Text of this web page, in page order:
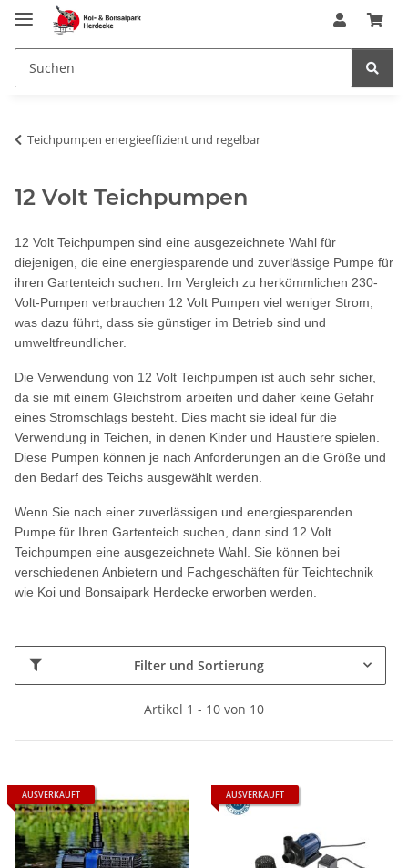
Teichpumpen energieeffizient und regelbar
12 Volt Teichpumpen
12 Volt Teichpumpen sind eine ausgezeichnete Wahl für
diejenigen, die eine energiesparende und zuverlässige Pumpe für
ihren Gartenteich suchen. Im Vergleich zu herkömmlichen 230-
Volt-Pumpen verbrauchen 12 Volt Pumpen viel weniger Strom,
was dazu führt, dass sie günstiger im Betrieb sind und
umweltfreundlicher.
Die Verwendung von 12 Volt Teichpumpen ist auch sehr sicher,
da sie mit einem Gleichstrom arbeiten und daher keine Gefahr
eines Stromschlags besteht. Dies macht sie ideal für die
Verwendung in Teichen, in denen Kinder und Haustiere spielen.
Diese Pumpen können je nach Anforderungen an die Größe und
den Bedarf des Teichs ausgewählt werden.
Wenn Sie nach einer zuverlässigen und energiesparenden
Pumpe für Ihren Gartenteich suchen, dann sind 12 Volt
Teichpumpen eine ausgezeichnete Wahl. Sie können bei
verschiedenen Anbietern und Fachgeschäften für Teichtechnik
wie Koi und Bonsaipark Herdecke erworben werden.
Filter und Sortierung
Artikel 1 - 10 von 10
AUSVERKAUFT AUSVERKAUFT